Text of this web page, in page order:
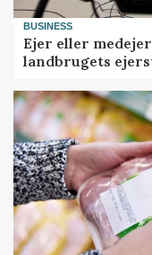
BUSINESS
Ejer eller
landbrugets